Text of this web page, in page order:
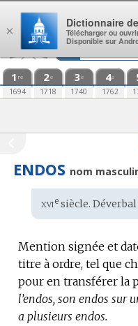
Aller au contenu
1 re
1694
2e
1718
3e
1740
4e
1762
ENDOS nom
Étymologie
:
xviesiècle. Déverbal
Mention signée et
titre à ordre, tel que
pour en transférer la
l’endos, son endos sur
a plusieurs endos.
×
Dictionnaire
Télécharger ou
Disponible sur